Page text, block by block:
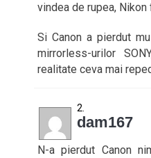
vindea de rupea, Nikon
Si Canon a pierdut
mirrorless-urilor
realitate ceva mai
dam167
N-a pierdut Canon